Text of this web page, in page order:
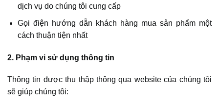
dịch vụ do chúng tôi cung cấp
Gọi điện hướng dẫn khách hàng mua sản phẩm một
cách thuận tiện nhất
2. Phạm vi sử dụng thông tin
Thông tin được thu thập thông qua website của chúng tôi
sẽ giúp chúng tôi: